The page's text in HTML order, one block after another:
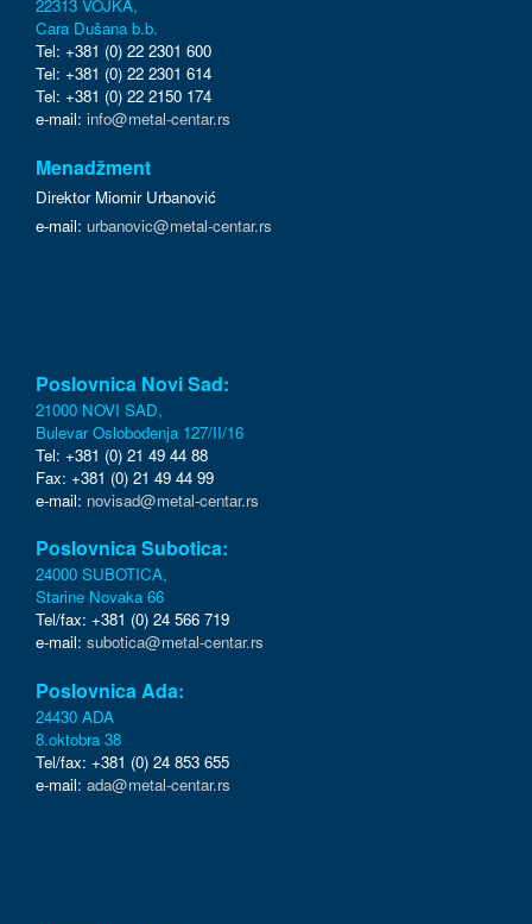
22313 VOJKA,
Cara Dušana b.b.
Tel: +381 (0) 22 2301 600
Tel: +381 (0) 22 2301 614
Tel: +381 (0) 22 2150 174
e-mail: info@metal-centar.rs
Menadžment
Direktor Miomir Urbanović
e-mail: urbanovic@metal-centar.rs
Poslovnica Novi Sad:
21000 NOVI SAD,
Bulevar Oslobođenja 127/II/16
Tel: +381 (0) 21 49 44 88
Fax: +381 (0) 21 49 44 99
e-mail: novisad@metal-centar.rs
Poslovnica Subotica:
24000 SUBOTICA,
Starine Novaka 66
Tel/fax: +381 (0) 24 566 719
e-mail: subotica@metal-centar.rs
Poslovnica Ada:
24430 ADA
8.oktobra 38
Tel/fax: +381 (0) 24 853 655
e-mail: ada@metal-centar.rs